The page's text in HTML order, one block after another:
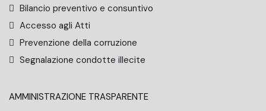
Bilancio preventivo e consuntivo
Accesso agli Atti
Prevenzione della corruzione
Segnalazione condotte illecite
AMMINISTRAZIONE TRASPARENTE